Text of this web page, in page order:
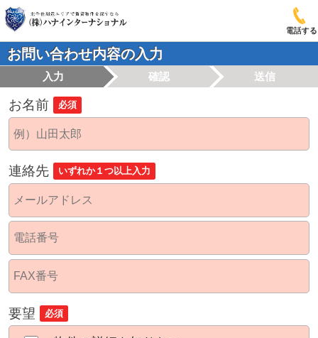
電話する
お問い合わせ内容の入力
入力 確認 送信
お名前 必須
連絡先 いずれか１つ以上入力
要望 必須